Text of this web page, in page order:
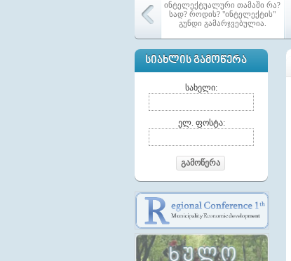
ინტელექტუალური თამაში რა?
სად? როდის? "ინტელექტის"
გუნდი გამარჯვებულია.
„ინტელექტმა“ კონკურსის
„საკრებულოს საუკეთესო
წევრი“ გამარჯვებულები
ᲡᲘᲐᲮᲚᲘᲡ ᲒᲐᲛᲝᲬᲔᲠᲐ
სახელი:
ელ. ფოსტა:
გამოწერა